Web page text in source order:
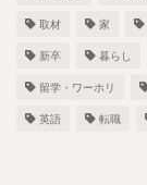
取材 家
新卒 暮らし
留学・ワーホリ
英語 転職